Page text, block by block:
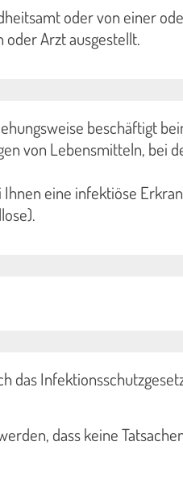
oder von einer
oder Arzt ausgestellt.
beschäftigt
von Lebensmitteln, bei
eine infektiöse
das
dass keine